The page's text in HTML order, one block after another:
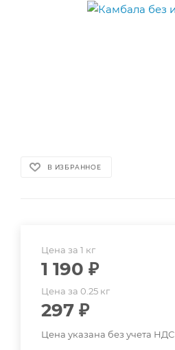
В ИЗБРАННОЕ
Цена за 1 кг
1 190 ₽
Цена за 0.25 кг
297 ₽
Цена указана без учета НДС